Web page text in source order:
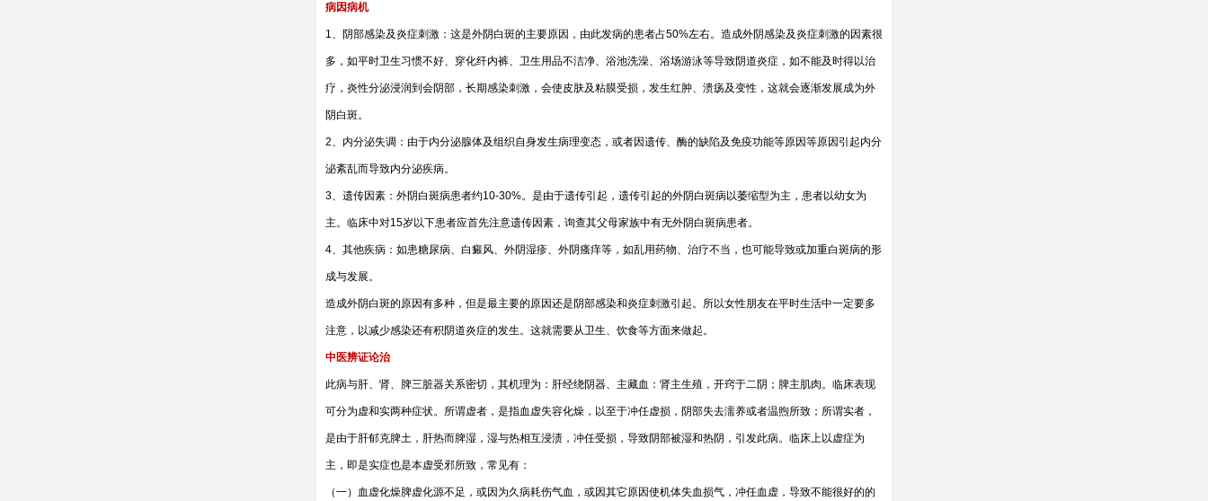
病因病机
1、阴部感染及炎症刺激：这是外阴白斑的主要原因，由此发病的患者占50%左右。造成外阴感染及炎症刺激的因素很
多，如平时卫生习惯不好、穿化纤内裤、卫生用品不洁净、浴池洗澡、浴场游泳等导致阴道炎症，如不能及时得以治
疗，炎性分泌浸润到会阴部，长期感染刺激，会使皮肤及粘膜受损，发生红肿、溃疡及变性，这就会逐渐发展成为外
阴白斑。
2、内分泌失调：由于内分泌腺体及组织自身发生病理变态，或者因遗传、酶的缺陷及免疫功能等原因等原因引起内分
泌紊乱而导致内分泌疾病。
3、遗传因素：外阴白斑病患者约10-30%。是由于遗传引起，遗传引起的外阴白斑病以萎缩型为主，患者以幼女为
主。临床中对15岁以下患者应首先注意遗传因素，询查其父母家族中有无外阴白斑病患者。
4、其他疾病：如患糖尿病、白癜风、外阴湿疹、外阴瘙痒等，如乱用药物、治疗不当，也可能导致或加重白斑病的形
成与发展。
造成外阴白斑的原因有多种，但是最主要的原因还是阴部感染和炎症刺激引起。所以女性朋友在平时生活中一定要多
注意，以减少感染还有积阴道炎症的发生。这就需要从卫生、饮食等方面来做起。
中医辨证论治
此病与肝、肾、脾三脏器关系密切，其机理为：肝经绕阴器、主藏血：肾主生殖，开窍于二阴；脾主肌肉。临床表现
可分为虚和实两种症状。所谓虚者，是指血虚失容化燥，以至于冲任虚损，阴部失去濡养或者温煦所致；所谓实者，
是由于肝郁克脾土，肝热而脾湿，湿与热相互浸渍，冲任受损，导致阴部被湿和热阴，引发此病。临床上以虚症为
主，即是实症也是本虚受邪所致，常见有：
（一）血虚化燥脾虚化源不足，或因为久病耗伤气血，或因其它原因使机体失血损气，冲任血虚，导致不能很好的的